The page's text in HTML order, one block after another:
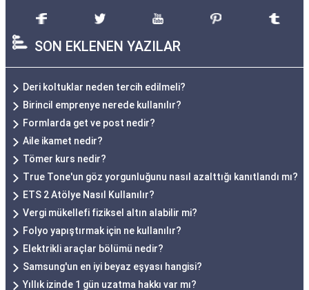
SON EKLENEN YAZILAR
Deri koltuklar neden tercih edilmeli?
Birincil emprenye nerede kullanılır?
Formlarda get ve post nedir?
Aile ikamet nedir?
Tömer kurs nedir?
True Tone'un göz yorgunluğunu nasıl azalttığı kanıtlandı mı?
ETS 2 Atölye Nasıl Kullanılır?
Vergi mükellefi fiziksel altın alabilir mi?
Folyo yapıştırmak için ne kullanılır?
Elektrikli araçlar bölümü nedir?
Samsung'un en iyi beyaz eşyası hangisi?
Yıllık izinde 1 gün uzatma hakkı var mı?